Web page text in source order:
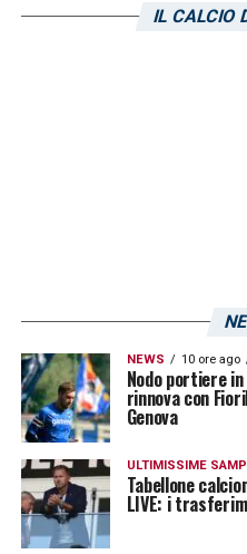
sentenza
IL CALCIO
NEWS 10 ore ago
Nodo portiere
rinnova con
Genova
ULTIMISSIME SAMP
Tabellone
LIVE: i